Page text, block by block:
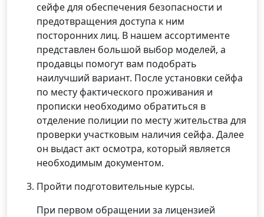
сейфе для обеспечения безопасности и
предотвращения доступа к ним
посторонних лиц. В нашем ассортименте
представлен большой выбор моделей, а
продавцы помогут вам подобрать
наилучший вариант. После установки сейфа
по месту фактического проживания и
прописки необходимо обратиться в
отделение полиции по месту жительства для
проверки участковым наличия сейфа. Далее
он выдаст акт осмотра, который является
необходимым документом.
Пройти подготовительные курсы.
При первом обращении за лицензией